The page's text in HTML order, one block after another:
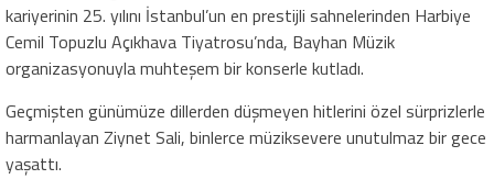
kariyerinin 25. yılını İstanbul’un en prestijli sahnelerinden Harbiye
Cemil Topuzlu Açıkhava Tiyatrosu’nda, Bayhan Müzik
organizasyonuyla muhteşem bir konserle kutladı.
Geçmişten günümüze dillerden düşmeyen hitlerini özel sürprizlerle
harmanlayan Ziynet Sali, binlerce müziksevere unutulmaz bir gece
yaşattı.